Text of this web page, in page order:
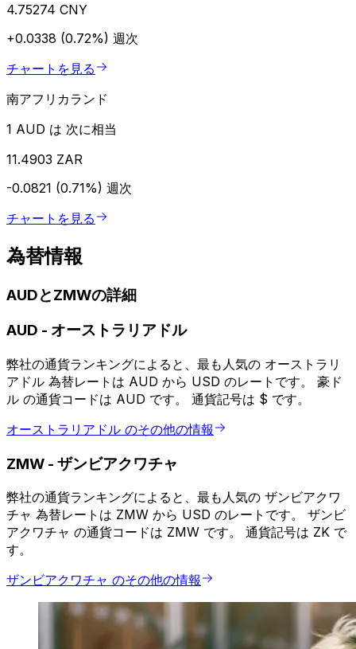
4.75274 CNY
+0.0338 (0.72%) 週次
チャートを見る
南アフリカランド
1 AUD は 次に相当
11.4903 ZAR
-0.0821 (0.71%) 週次
チャートを見る
為替情報
AUDとZMWの詳細
AUD - オーストラリアドル
弊社の通貨ランキングによると、最も人気の オーストラリ
アドル 為替レートは AUD から USD のレートです。 豪ド
ル の通貨コードは AUD です。 通貨記号は $ です。
オーストラリアドル のその他の情報
ZMW - ザンビアクワチャ
弊社の通貨ランキングによると、最も人気の ザンビアクワ
チャ 為替レートは ZMW から USD のレートです。 ザンビ
アクワチャ の通貨コードは ZMW です。 通貨記号は ZK で
す。
ザンビアクワチャ のその他の情報